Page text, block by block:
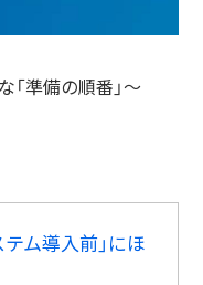
準備の順番」〜
ム導入前」にほ